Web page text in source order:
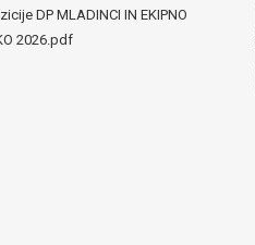
DP MLADINCI IN EKIPNO
2026.pdf